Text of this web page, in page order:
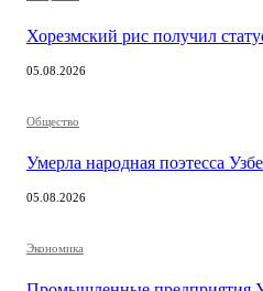
Хорезмский рис получил
05.08.2026
Общество
Умерла народная поэтесса
05.08.2026
Экономика